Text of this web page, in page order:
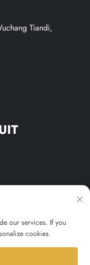
Tiandi,
CO., Ltd. Tous droits
our services. If you
cookies.